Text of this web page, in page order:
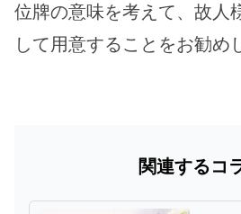
位牌の意味を考えて、故人
して用意することをお勧め
関連するコ